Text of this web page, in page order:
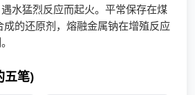
水猛烈反应而起火。平常保存在煤
成的还原剂，熔融金属钠在增殖反应
五笔)